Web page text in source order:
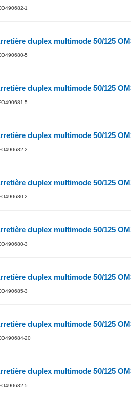
1
duplex multimode 50/125
5
duplex multimode 50/125
5
duplex multimode 50/125
2
duplex multimode 50/125
2
duplex multimode 50/125
3
duplex multimode 50/125
3
duplex multimode 50/125
20
duplex multimode 50/125
5